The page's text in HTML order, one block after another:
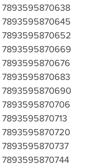
7893595870638
7893595870645
7893595870652
7893595870669
7893595870676
7893595870683
7893595870690
7893595870706
7893595870713
7893595870720
7893595870737
7893595870744